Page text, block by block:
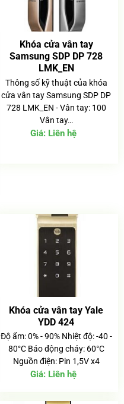
Khóa cửa vân tay
Samsung SDP DP 728
LMK_EN
Thông số kỹ thuật của khóa
cửa vân tay Samsung SDP DP
728 LMK_EN - Vân tay: 100
Vân tay…
Giá: Liên hệ
Khóa cửa vân tay Yale
YDD 424
Độ ẩm: 0% - 90% Nhiệt độ: -40 -
80°C Báo động cháy: 60°C
Nguồn điện: Pin 1,5V x4
Giá: Liên hệ